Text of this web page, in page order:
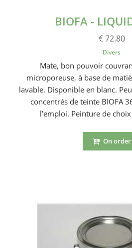
BIOFA -
€ 72.80
Divers
Mate, bon pouvoir
microporeuse, à base de
lavable. Disponible en blanc.
concentrés de teinte BIOFA
l’emploi. Peinture de
On order